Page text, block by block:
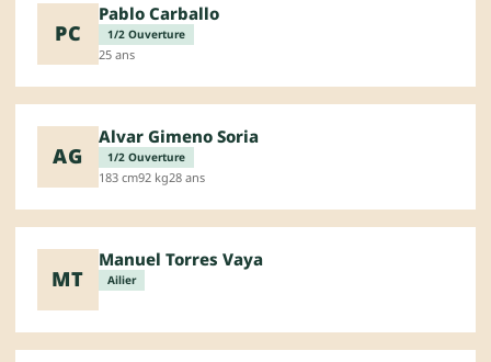
PC
Pablo Carballo
1/2 Ouverture
25 ans
AG
Alvar Gimeno Soria
1/2 Ouverture
183 cm92 kg28 ans
MT
Manuel Torres Vaya
Ailier